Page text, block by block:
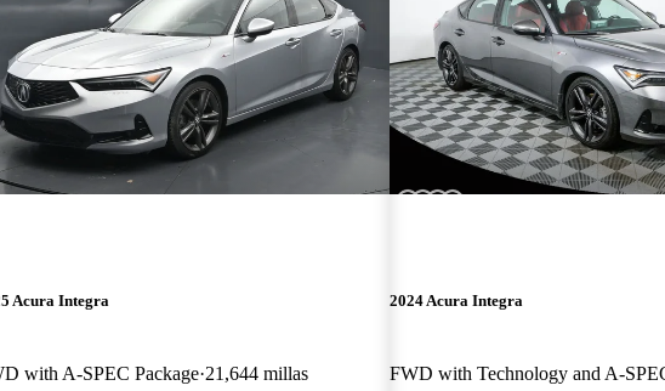
Acura Integra
with A-SPEC Package 21,644 millas
2024 Acura Integra